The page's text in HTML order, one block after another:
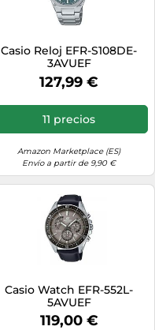
Casio Reloj EFR-S108DE-
3AVUEF
127,99 €
11 precios
Amazon Marketplace (ES)
Envío a partir de 9,90 €
Casio Watch EFR-552L-
5AVUEF
119,00 €